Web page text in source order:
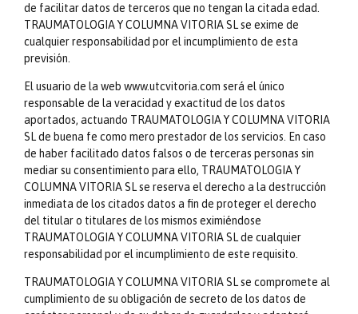
de facilitar datos de terceros que no tengan la citada edad.
TRAUMATOLOGIA Y COLUMNA VITORIA SL se exime de
cualquier responsabilidad por el incumplimiento de esta
previsión.
El usuario de la web www.utcvitoria.com será el único
responsable de la veracidad y exactitud de los datos
aportados, actuando TRAUMATOLOGIA Y COLUMNA VITORIA
SL de buena fe como mero prestador de los servicios. En caso
de haber facilitado datos falsos o de terceras personas sin
mediar su consentimiento para ello, TRAUMATOLOGIA Y
COLUMNA VITORIA SL se reserva el derecho a la destrucción
inmediata de los citados datos a fin de proteger el derecho
del titular o titulares de los mismos eximiéndose
TRAUMATOLOGIA Y COLUMNA VITORIA SL de cualquier
responsabilidad por el incumplimiento de este requisito.
TRAUMATOLOGIA Y COLUMNA VITORIA SL se compromete al
cumplimiento de su obligación de secreto de los datos de